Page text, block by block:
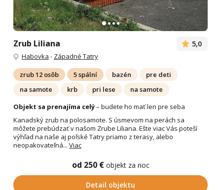
Zrub Liliana 5,0
Habovka - Západné Tatry
zrub 12 osôb 5 spální bazén
pre deti
na samote
krb pri lese
na samote
Objekt sa prenajíma celý– budete ho mať len pre seba
Kanadský zrub na polosamote. S úsmevom na perách sa
môžete prebúdzať v našom Zrube Liliana. Ešte viac Vás poteší
výhľad na naše aj poľské Tatry priamo z terasy, alebo
neopakovateľná... Viac
od 250 € objekt za noc
Detail objektu